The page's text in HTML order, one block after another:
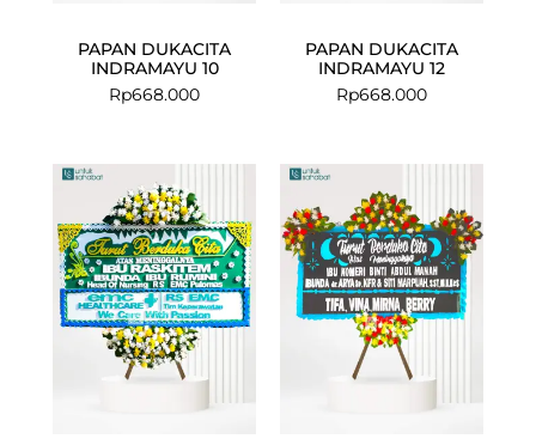
PAPAN DUKACITA
INDRAMAYU 10
Rp668.000
PAPAN DUKACITA
INDRAMAYU 12
Rp668.000